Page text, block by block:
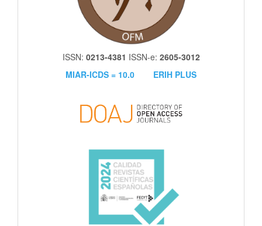
ISSN: 0213-4381 ISSN-e: 2605-3012
MIAR-ICDS = 10.0
ERIH PLUS